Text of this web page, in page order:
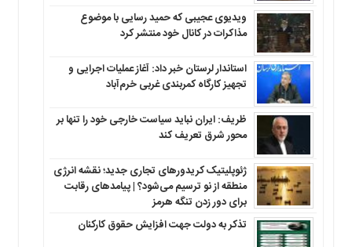
ویدیوی عجیبی که حمید رسایی با موضوع
مذاکرات در کانال خود منتشر کرد
استاندار لرستان خبر داد: آغاز عملیات اجرایی و
تجهیز کارگاه کمربندی غربی خرم‌آباد
ظریف: ایران نباید سیاست خارجی خود را تنها بر
محور شرق تعریف کند
ژئوپلیتیک کریدورهای تجاری جدید؛ نقشه انرژی
منطقه‌ از نو ترسیم می‌شود؟ | پیامدهای رقابت
برای دور زدن تنگه هرمز
تذکر به دولت جهت افزایش حقوق کارکنان ‌